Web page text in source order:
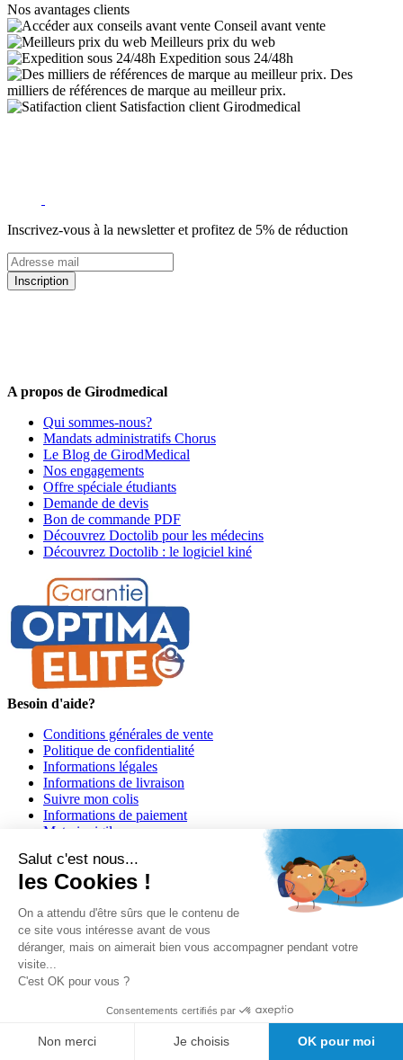
Nos avantages clients
Conseil avant vente
Meilleurs prix du web
Expedition sous 24/48h
Des
milliers de références de marque au meilleur prix.
Satisfaction client Girodmedical
Inscrivez-vous à la newsletter et profitez de 5% de réduction
Inscription
A propos de Girodmedical
Qui sommes-nous?
Mandats administratifs Chorus
Le Blog de GirodMedical
Nos engagements
Offre spéciale étudiants
Demande de devis
Bon de commande PDF
Découvrez Doctolib pour les médecins
Découvrez Doctolib : le logiciel kiné
Besoin d'aide?
Conditions générales de vente
Politique de confidentialité
Informations légales
Informations de livraison
Suivre mon colis
Informations de paiement
Materiovigilance
Girodmedical est également présent dans 23 pays
Tous les dispositifs médicaux présentés sur ce site sont conformes
du code de la santé publique et à l'arrêté du
21 décembre 2012 fixant la liste des dispositifs médicaux autorisés à
Salut c'est nous...
les Cookies !
On a attendu d'être sûrs que le contenu de
ce site vous intéresse avant de vous
déranger, mais on aimerait bien vous accompagner pendant votre
visite...
C'est OK pour vous ?
Consentements certifiés par
Non merci Je choisis OK pour moi